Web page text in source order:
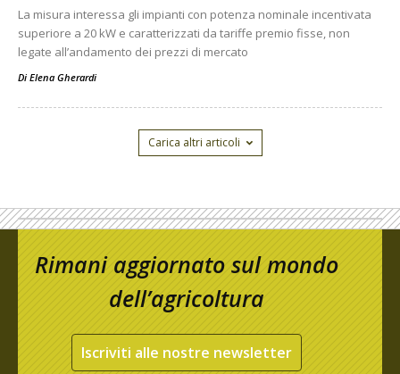
La misura interessa gli impianti con potenza nominale incentivata
superiore a 20 kW e caratterizzati da tariffe premio fisse, non
legate all’andamento dei prezzi di mercato
Di Elena Gherardi
Carica altri articoli
Rimani aggiornato sul mondo
dell’agricoltura
Iscriviti alle nostre newsletter